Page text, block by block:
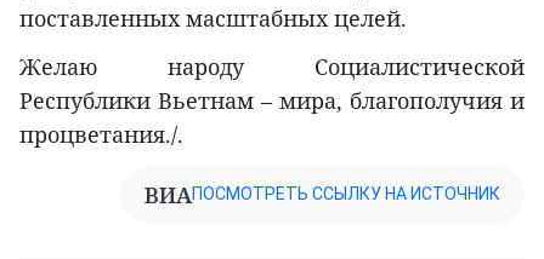
поставленных масштабных целей.
Желаю народу Социалистической
Республики Вьетнам – мира, благополучия и
процветания./.
ВИАПОСМОТРЕТЬ ССЫЛКУ НА ИСТОЧНИК